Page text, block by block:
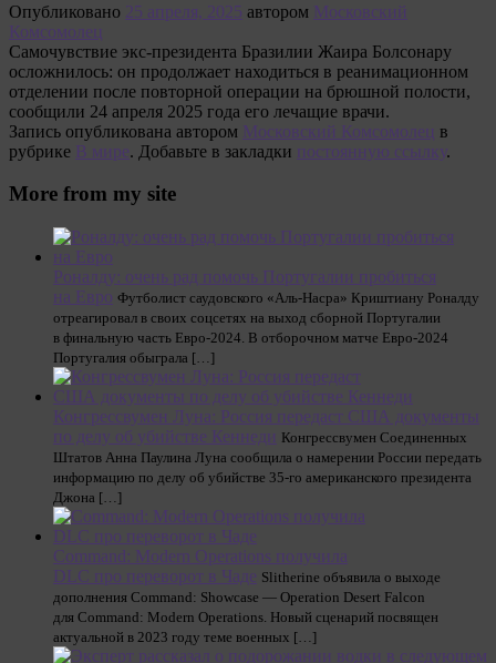
Опубликовано 25 апреля, 2025 автором Московский
Комсомолец
Самочувствие экс-президента Бразилии Жаира Болсонару
осложнилось: он продолжает находиться в реанимационном
отделении после повторной операции на брюшной полости,
сообщили 24 апреля 2025 года его лечащие врачи.
Запись опубликована автором Московский Комсомолец в
рубрике В мире. Добавьте в закладки постоянную ссылку.
More from my site
Роналду: очень рад помочь Португалии пробиться
на Евро Футболист саудовского «Аль-Насра» Криштиану Роналду
отреагировал в своих соцсетях на выход сборной Португалии
в финальную часть Евро-2024. В отборочном матче Евро-2024
Португалия обыграла […]
Конгрессвумен Луна: Россия передаст США документы
по делу об убийстве Кеннеди Конгрессвумен Соединенных
Штатов Анна Паулина Луна сообщила о намерении России передать
информацию по делу об убийстве 35-го американского президента
Джона […]
Command: Modern Operations получила
DLC про переворот в Чаде Slitherine объявила о выходе
дополнения Command: Showcase — Operation Desert Falcon
для Command: Modern Operations. Новый сценарий посвящен
актуальной в 2023 году теме военных […]